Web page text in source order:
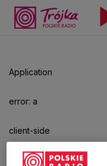
Application
error: a
client-side
exception
aby
odtwarzać.